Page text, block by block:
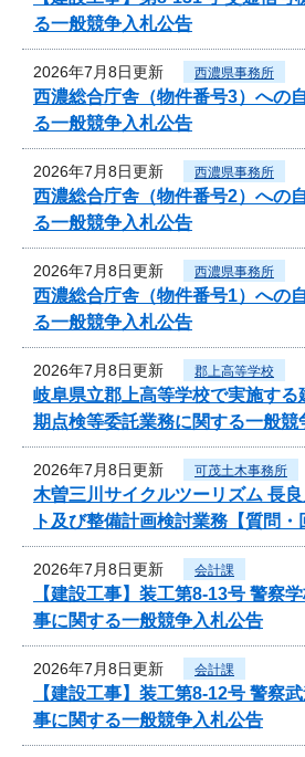
る一般競争入札公告
2026年7月8日更新 西濃県事務所
西濃総合庁舎（物件番号3）への
る一般競争入札公告
2026年7月8日更新 西濃県事務所
西濃総合庁舎（物件番号2）への
る一般競争入札公告
2026年7月8日更新 西濃県事務所
西濃総合庁舎（物件番号1）への
る一般競争入札公告
2026年7月8日更新 郡上高等学校
岐阜県立郡上高等学校で実施する
期点検等委託業務に関する一般競
2026年7月8日更新 可茂土木事務所
木曽三川サイクルツーリズム 長
ト及び整備計画検討業務【質問・
2026年7月8日更新 会計課
【建設工事】装工第8-13号 警察
事に関する一般競争入札公告
2026年7月8日更新 会計課
【建設工事】装工第8-12号 警察
事に関する一般競争入札公告